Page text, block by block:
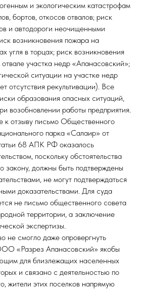
и экологическим катастрофам
бортов, откосов отвалов; риск
и автодороги неочищенными
возникновения пожара на
угля в торцах; риск возникновения
участка недр «Апанасовский»;
ситуации на участке недр
отсутствия рекультивации). Все
образования опасных ситуаций,
возобновлении работы предприятия.
к отзыву письмо Общественного
парка «Салаир» от
68 АПК РФ оказалось
поскольку обстоятельства
закону, должны быть подтверждены
не могут подтверждаться
доказательствами. Для суда
не письмо общественного совета
территории, а заключение
экспертизы.
не смогло даже опровергнуть
«Разрез Апанасовский» якобы
для близлежащих населенных
и связано с деятельностью по
жители этих поселков напрямую